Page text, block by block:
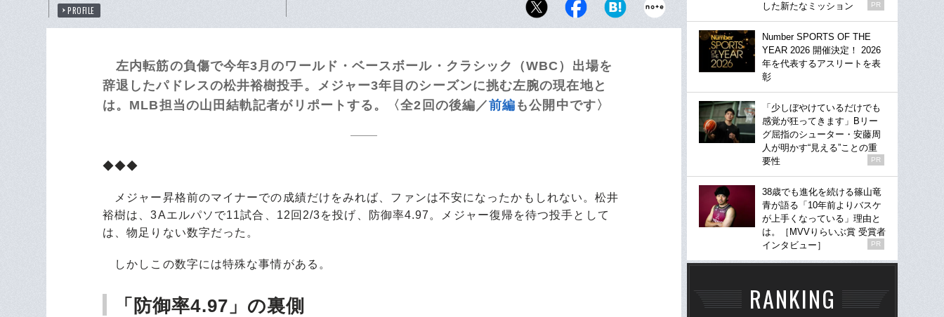
PROFILE
左内転筋の負傷で今年3月のワールド・ベースボール・クラシック（WBC）出場を
辞退したパドレスの松井裕樹投手。メジャー3年目のシーズンに挑む左腕の現在地と
は。MLB担当の山田結軌記者がリポートする。〈全2回の後編／前編 も公開中です〉
◆◆◆
メジャー昇格前のマイナーでの成績だけをみれば、ファンは不安になったかもしれない。松井
裕樹は、3Aエルパソで11試合、12回2/3を投げ、防御率4.97。メジャー復帰を待つ投手として
は、物足りない数字だった。
しかしこの数字には特殊な事情がある。
「防御率4.97」の裏側
した新たなミッション
PR
Number SPORTS OF THE
YEAR 2026 開催決定！ 2026
年を代表するアスリートを表
彰
「少しぼやけているだけでも
感覚が狂ってきます」Bリー
グ屈指のシューター・安藤周
人が明かす“見える”ことの重
要性
PR
38歳でも進化を続ける篠山竜
青が語る「10年前よりバスケ
が上手くなっている」理由と
は。［MVVりらいぶ賞 受賞者
インタビュー］
PR
RANKING